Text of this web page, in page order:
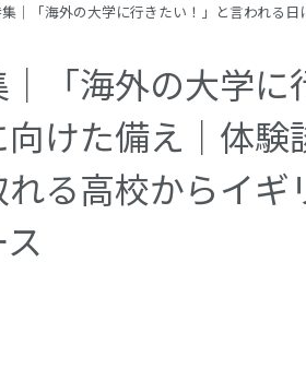
｜「海外の大学に行きたい！」と言われる
「海外の大学に
向けた備え｜体
れる高校からイ